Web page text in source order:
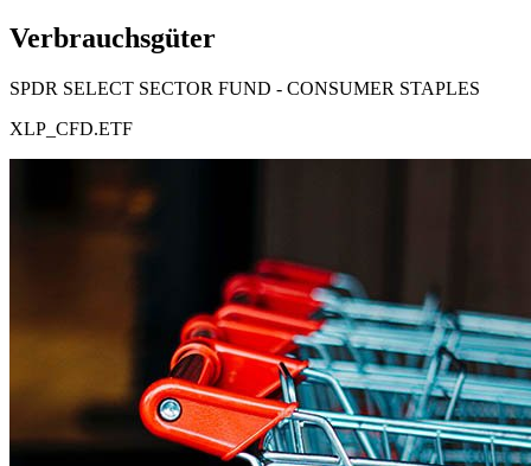
Verbrauchsgüter
SPDR SELECT SECTOR FUND - CONSUMER STAPLES
XLP_CFD.ETF